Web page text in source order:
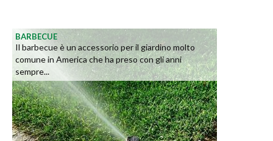
BARBECUE
Il barbecue è un accessorio per il giardino molto
comune in America che ha preso con gli anni
sempre...